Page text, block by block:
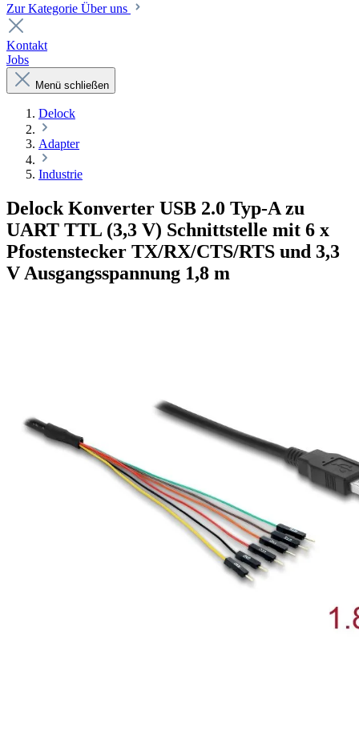
Zur Kategorie Über uns
Kontakt
Jobs
Menü schließen
Delock
Adapter
Industrie
Delock Konverter USB 2.0 Typ-A zu
UART TTL (3,3 V) Schnittstelle mit 6 x
Pfostenstecker TX/RX/CTS/RTS und 3,3
V Ausgangsspannung 1,8 m